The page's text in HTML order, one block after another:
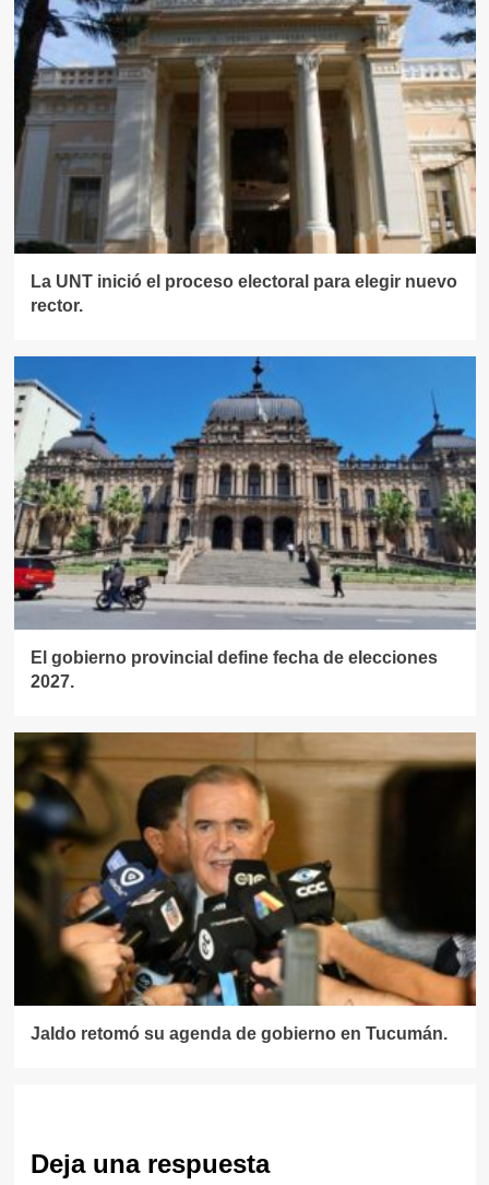
La UNT inició el proceso electoral para elegir nuevo
rector.
El gobierno provincial define fecha de elecciones
2027.
Jaldo retomó su agenda de gobierno en Tucumán.
Deja una respuesta